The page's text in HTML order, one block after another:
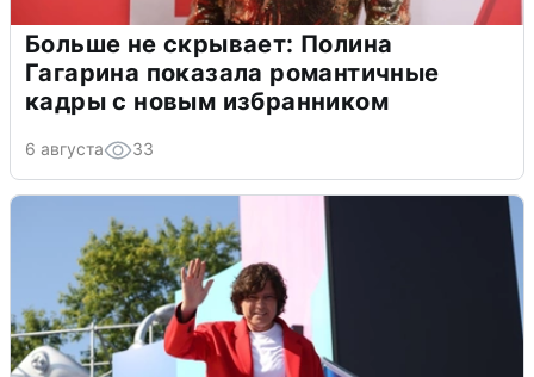
Больше не скрывает: Полина
Гагарина показала романтичные
кадры с новым избранником
6 августа 33